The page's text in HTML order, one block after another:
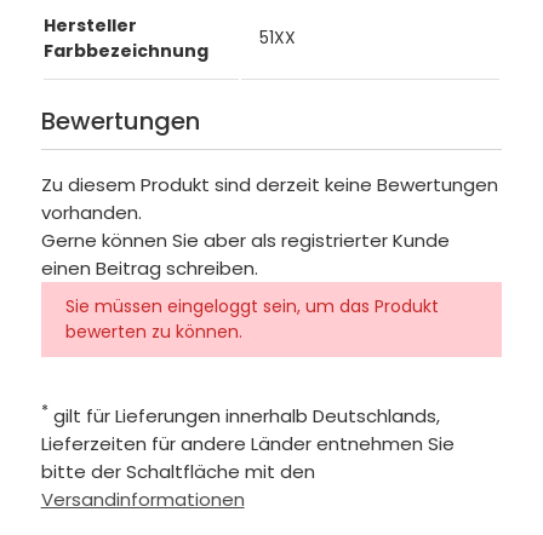
Hersteller
Farbbezeichnung
51XX
Bewertungen
Zu diesem Produkt sind derzeit keine Bewertungen
vorhanden.
Gerne können Sie aber als registrierter Kunde
einen Beitrag schreiben.
Sie müssen eingeloggt sein, um das Produkt
bewerten zu können.
* gilt für Lieferungen innerhalb Deutschlands,
Lieferzeiten für andere Länder entnehmen Sie
bitte der Schaltfläche mit den
Versandinformationen